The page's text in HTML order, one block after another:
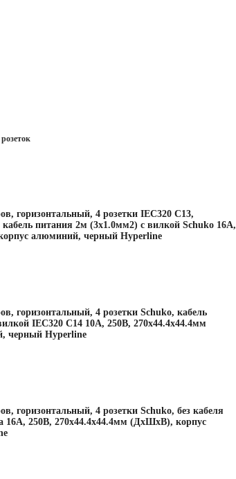
горизонтальный, 4 розетки IEC320 C13,
питания 2м (3х1.0мм2) с вилкой Schuko 16A,
алюминий, черный Hyperline
горизонтальный, 4 розетки Schuko, кабель
IEC320 C14 10A, 250В, 270х44.4х44.4мм
черный Hyperline
горизонтальный, 4 розетки Schuko, без кабеля
16A, 250В, 270х44.4х44.4мм (ДхШхВ), корпус